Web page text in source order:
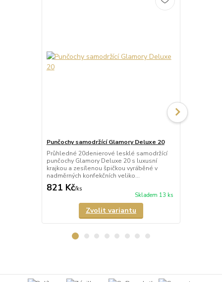
Punčochy samodržící Glamory Deluxe 20
Průhledné 20denierové lesklé samodržící
punčochy Glamory Deluxe 20 s luxusní
krajkou a zesílenou špičkou vyráběné v
nadměrných konfekčních veliko...
821 Kč/ks
Skladem 13 ks
Zvolit variantu